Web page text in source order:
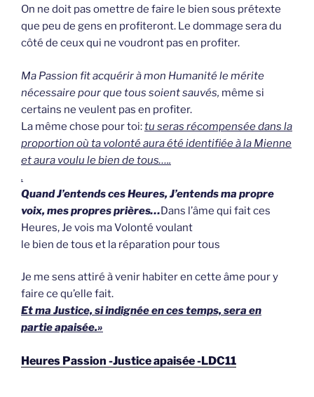
On ne doit pas omettre de faire le bien sous prétexte
que peu de gens en profiteront. Le dommage sera du
côté de ceux qui ne voudront pas en profiter.
Ma Passion fit acquérir à mon Humanité le mérite
nécessaire pour que tous soient sauvés, même si
certains ne veulent pas en profiter.
La même chose pour toi:tu seras récompensée dans la
proportion où ta volonté aura été identifiée à la Mienne
et aura voulu le bien de tous…..
.
Quand J’entends ces Heures, J’entends ma propre
voix, mes propres prières…Dans l’âme qui fait ces
Heures, Je vois ma Volonté voulant
le bien de tous et la réparation pour tous
Je me sens attiré à venir habiter en cette âme pour y
faire ce qu’elle fait.
Et ma Justice, si indignée en ces temps, sera en
partie apaisée.»
Heures Passion -Justice apaisée -LDC11